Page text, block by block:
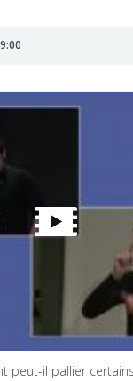
peut-il pallier